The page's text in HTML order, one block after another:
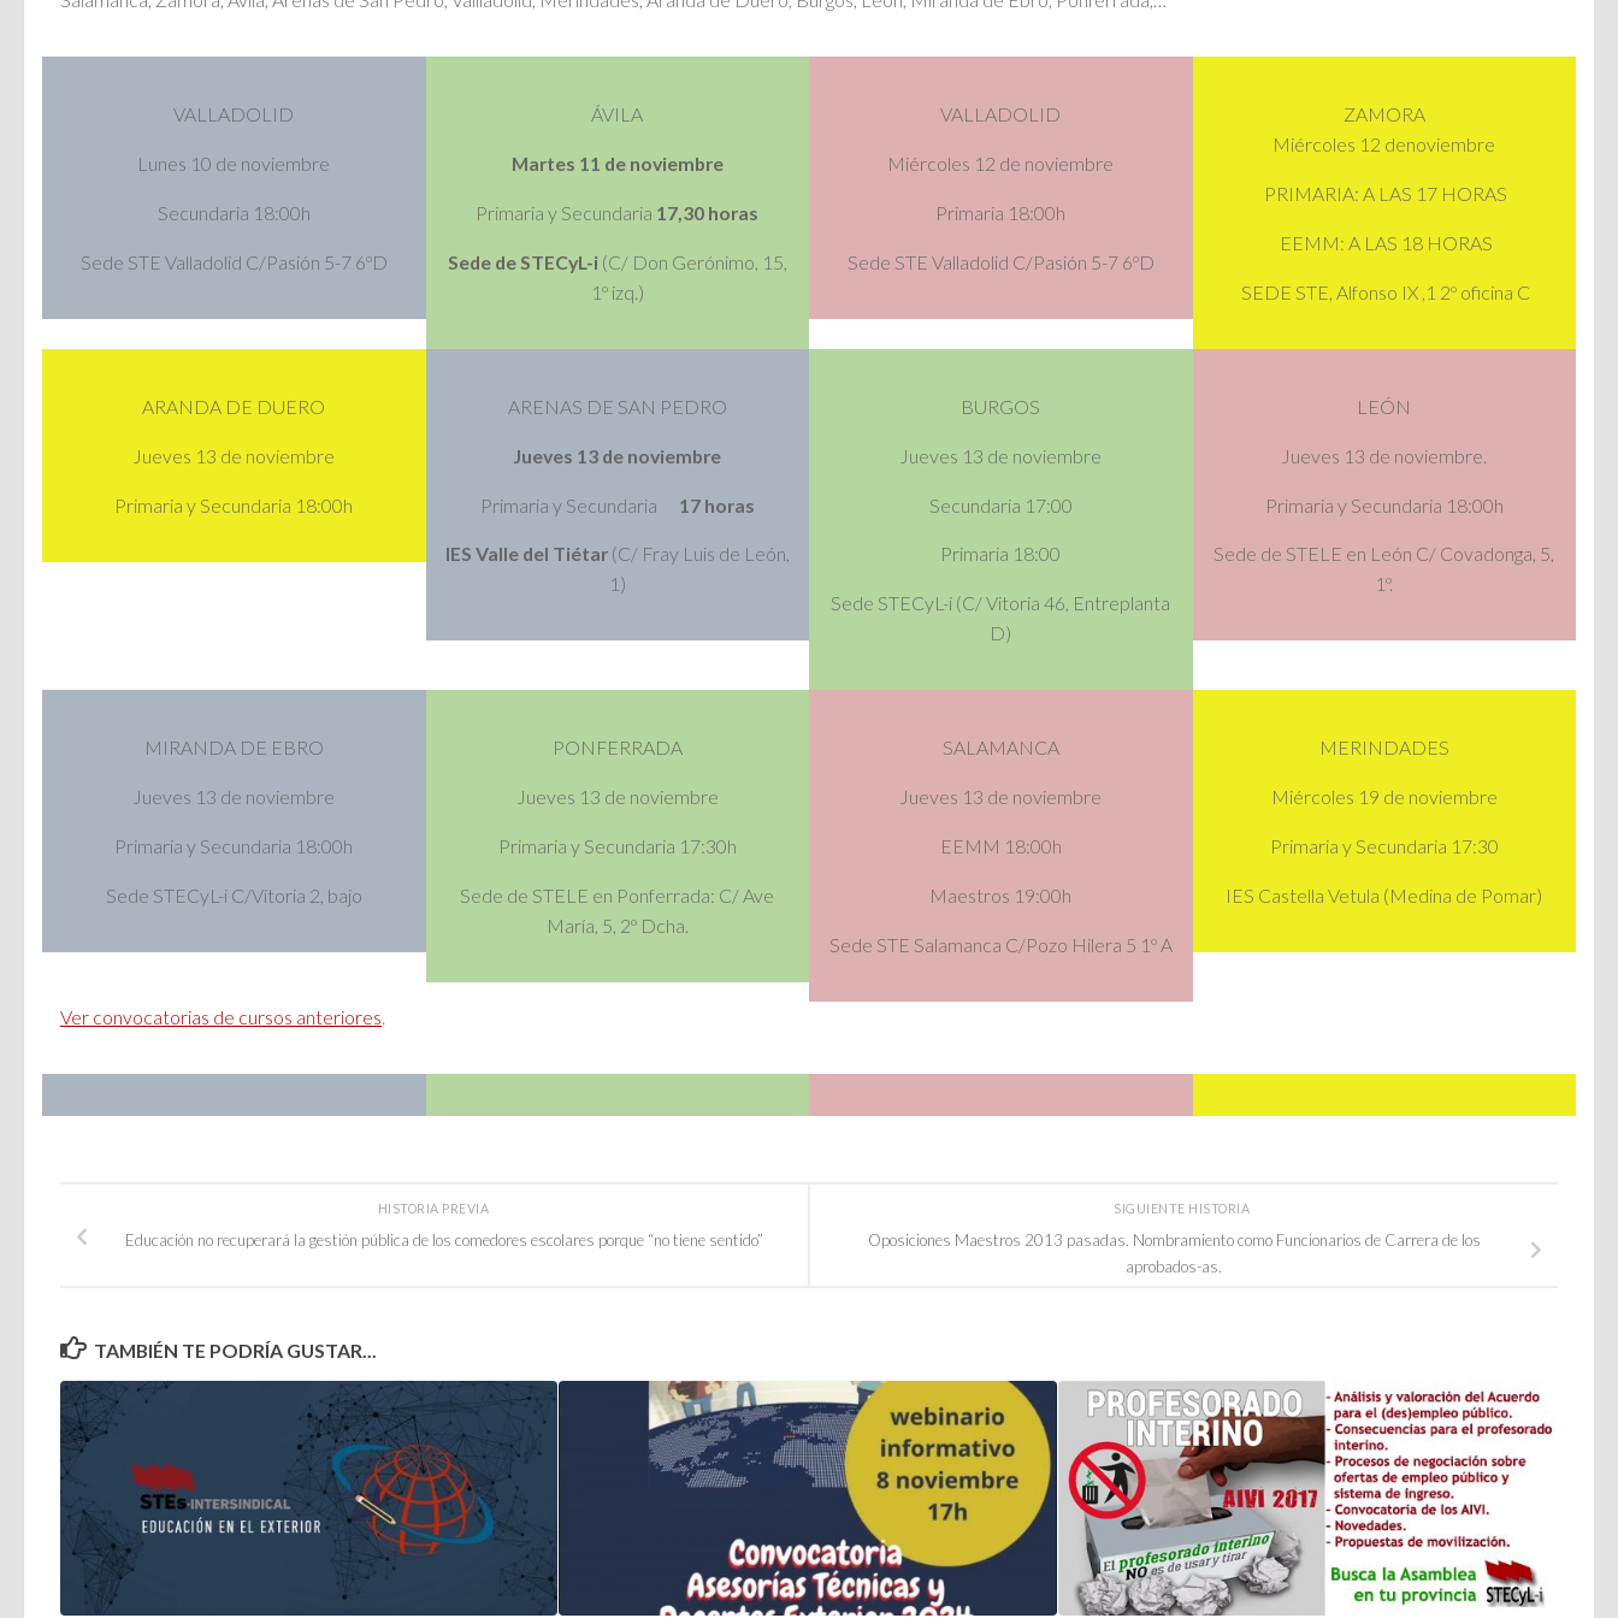
VALLADOLID
Lunes 10 de noviembre
Secundaria 18:00h
Sede STE Valladolid C/Pasión 5-7 6ºD
ÁVILA
Martes 11 de noviembre
Primaria y Secundaria 17,30 horas
Sede de STECyL-i(C/ Don Gerónimo, 15,
1º izq.)
VALLADOLID
Miércoles 12 de noviembre
Primaria 18:00h
Sede STE Valladolid C/Pasión 5-7 6ºD
ZAMORA
Miércoles 12 denoviembre
PRIMARIA: A LAS 17 HORAS
EEMM: A LAS 18 HORAS
SEDE STE, Alfonso IX ,1 2º oficina C
ARANDA DE DUERO
Jueves 13 de noviembre
Primaria y Secundaria 18:00h
ARENAS DE SAN PEDRO
Jueves 13 de noviembre
Primaria y Secundaria 17 horas
IES Valle del Tiétar(C/ Fray Luis de León,
1)
BURGOS
Jueves 13 de noviembre
Secundaria 17:00
Primaria 18:00
Sede STECyL-i (C/ Vitoria 46, Entreplanta
D)
LEÓN
Jueves 13 de noviembre.
Primaria y Secundaria 18:00h
Sede de STELE en León C/ Covadonga, 5,
1º.
MIRANDA DE EBRO
Jueves 13 de noviembre
Primaria y Secundaria 18:00h
Sede STECyL-i C/Vitoria 2, bajo
PONFERRADA
Jueves 13 de noviembre
Primaria y Secundaria 17:30h
Sede de STELE en Ponferrada: C/ Ave
María, 5, 2º Dcha.
SALAMANCA
Jueves 13 de noviembre
EEMM 18:00h
Maestros 19:00h
Sede STE Salamanca C/Pozo Hilera 5 1º A
MERINDADES
Miércoles 19 de noviembre
Primaria y Secundaria 17:30
IES Castella Vetula (Medina de Pomar)
Ver convocatorias de cursos anteriores
SIGUIENTE HISTORIA
Oposiciones Maestros 2013 pasadas. Nombramiento como Funcionarios de Carrera de los
aprobados-as.
HISTORIA PREVIA
Educación no recuperará la gestión pública de los comedores escolares porque “no tiene sentido”
TAMBIÉN TE PODRÍA GUSTAR...